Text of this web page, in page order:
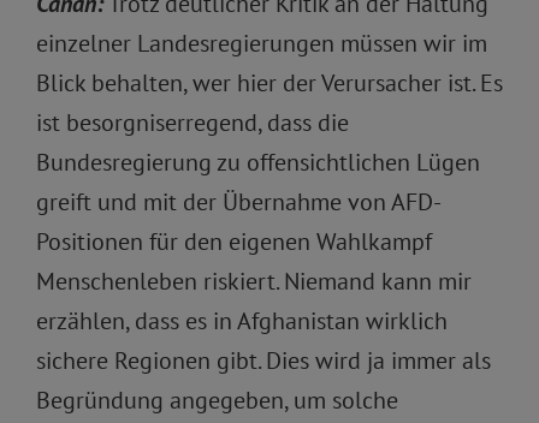
einzelner Landesregierungen müssen wir im
Blick behalten, wer hier der Verursacher ist. Es
ist besorgniserregend, dass die
Bundesregierung zu offensichtlichen Lügen
greift und mit der Übernahme von AFD-
Positionen für den eigenen Wahlkampf
Menschenleben riskiert. Niemand kann mir
erzählen, dass es in Afghanistan wirklich
sichere Regionen gibt. Dies wird ja immer als
Begründung angegeben, um solche